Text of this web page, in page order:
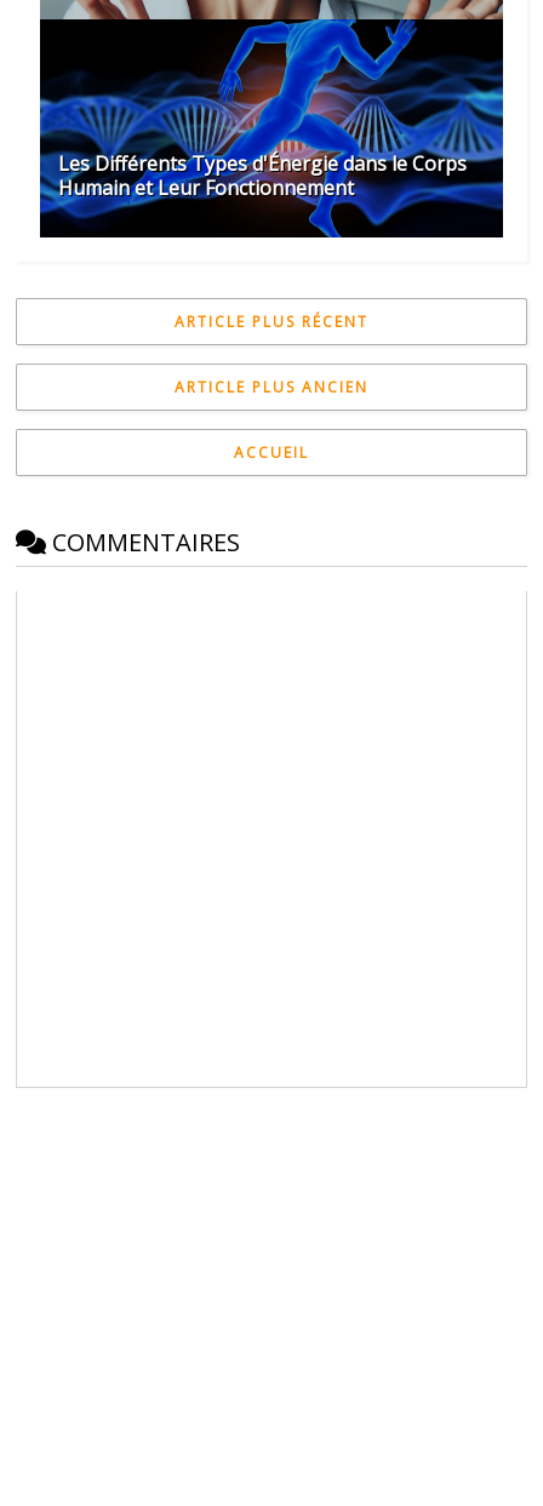
Les Différents Types d'Énergie dans le Corps
Humain et Leur Fonctionnement
ARTICLE PLUS RÉCENT
ARTICLE PLUS ANCIEN
ACCUEIL
COMMENTAIRES